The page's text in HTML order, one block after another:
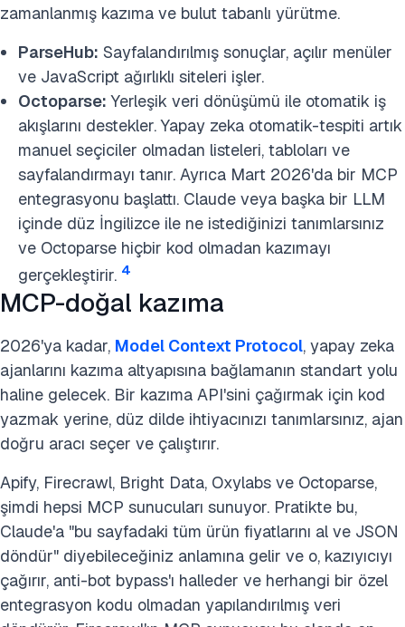
zamanlanmış kazıma ve bulut tabanlı yürütme.
ParseHub: Sayfalandırılmış sonuçlar, açılır menüler
ve JavaScript ağırlıklı siteleri işler.
Octoparse: Yerleşik veri dönüşümü ile otomatik iş
akışlarını destekler. Yapay zeka otomatik-tespiti artık
manuel seçiciler olmadan listeleri, tabloları ve
sayfalandırmayı tanır. Ayrıca Mart 2026'da bir MCP
entegrasyonu başlattı. Claude veya başka bir LLM
içinde düz İngilizce ile ne istediğinizi tanımlarsınız
ve Octoparse hiçbir kod olmadan kazımayı
gerçekleştirir. 4
MCP-doğal kazıma
2026'ya kadar, Model Context Protocol, yapay zeka
ajanlarını kazıma altyapısına bağlamanın standart yolu
haline gelecek. Bir kazıma API'sini çağırmak için kod
yazmak yerine, düz dilde ihtiyacınızı tanımlarsınız, ajan
doğru aracı seçer ve çalıştırır.
Apify, Firecrawl, Bright Data, Oxylabs ve Octoparse,
şimdi hepsi MCP sunucuları sunuyor. Pratikte bu,
Claude'a "bu sayfadaki tüm ürün fiyatlarını al ve JSON
döndür" diyebileceğiniz anlamına gelir ve o, kazıyıcıyı
çağırır, anti-bot bypass'ı halleder ve herhangi bir özel
entegrasyon kodu olmadan yapılandırılmış veri